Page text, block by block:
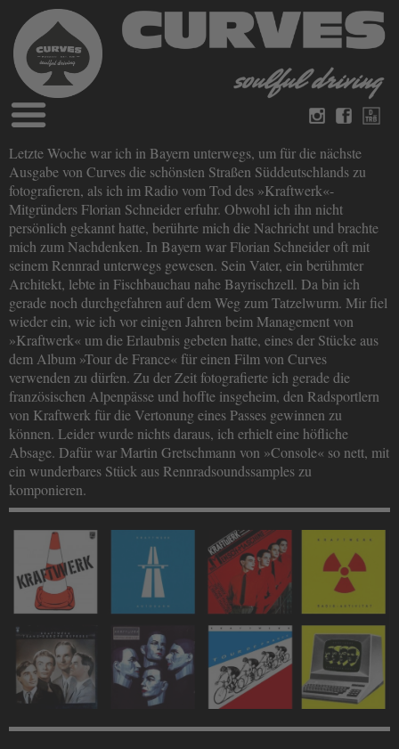
Blog
Magazine
Bücher
Videos
Deutsch Englisch
über Curves
Impressum
Datenschutz
Kontakt
Letzte Woche war ich in Bayern unterwegs, um für die nächste
Ausgabe von Curves die schönsten Straßen Süddeutschlands zu
fotografieren, als ich im Radio vom Tod des »Kraftwerk«-
Mitgründers Florian Schneider erfuhr. Obwohl ich ihn nicht
persönlich gekannt hatte, berührte mich die Nachricht und brachte
mich zum Nachdenken. In Bayern war Florian Schneider oft mit
seinem Rennrad unterwegs gewesen. Sein Vater, ein berühmter
Architekt, lebte in Fischbauchau nahe Bayrischzell. Da bin ich
gerade noch durchgefahren auf dem Weg zum Tatzelwurm. Mir fiel
wieder ein, wie ich vor einigen Jahren beim Management von
»Kraftwerk« um die Erlaubnis gebeten hatte, eines der Stücke aus
dem Album »Tour de France« für einen Film von Curves
verwenden zu dürfen. Zu der Zeit fotografierte ich gerade die
französischen Alpenpässe und hoffte insgeheim, den Radsportlern
von Kraftwerk für die Vertonung eines Passes gewinnen zu
können. Leider wurde nichts daraus, ich erhielt eine höfliche
Absage. Dafür war Martin Gretschmann von »Console« so nett, mit
ein wunderbares Stück aus Rennradsoundssamples zu
komponieren.